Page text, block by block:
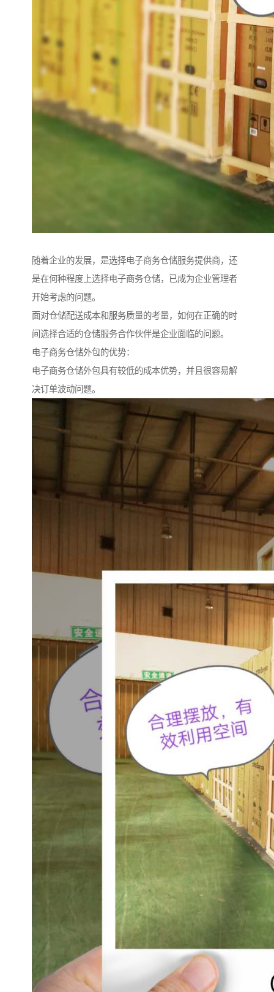
随着企业的发展，是选择电子商务仓储服务提供商，还
是在何种程度上选择电子商务仓储，已成为企业管理者
开始考虑的问题。
面对仓储配送成本和服务质量的考量，如何在正确的时
间选择合适的仓储服务合作伙伴是企业面临的问题。
电子商务仓储外包的优势：
电子商务仓储外包具有较低的成本优势，并且很容易解
决订单波动问题。